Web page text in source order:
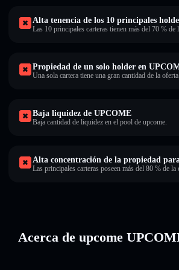
Alta tenencia de los 10 principales
Las 10 principales carteras tienen más del 70 % de
Propiedad de un solo holder en
Una sola cartera tiene una gran cantidad de la
Baja liquidez de UPCOME
Baja cantidad de liquidez en el pool de upcome.
Alta concentración de la propiedad
Las principales carteras poseen más del 80 % de la
Acerca de upcome